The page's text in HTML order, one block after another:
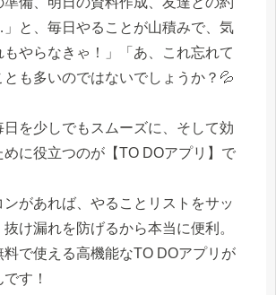
と、毎日やることが山積みで、気
やらなきゃ！」「あ、これ忘れて
とも多いのではないでしょうか？💦
日を少しでもスムーズに、そして効
に役立つのが【TO DOアプリ】で
があれば、やることリストをサッ
け漏れを防げるから本当に便利。
料で使える高機能なTO DOアプリが
す！